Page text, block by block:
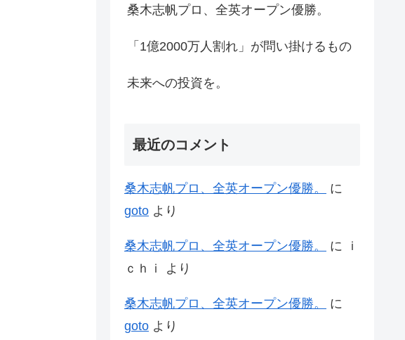
桑木志帆プロ、全英オープン優勝。
「1億2000万人割れ」が問い掛けるもの
未来への投資を。
最近のコメント
桑木志帆プロ、全英オープン優勝。
に
goto より
桑木志帆プロ、全英オープン優勝。 に
ｉ
ｃｈｉ
より
桑木志帆プロ、全英オープン優勝。
に
goto より